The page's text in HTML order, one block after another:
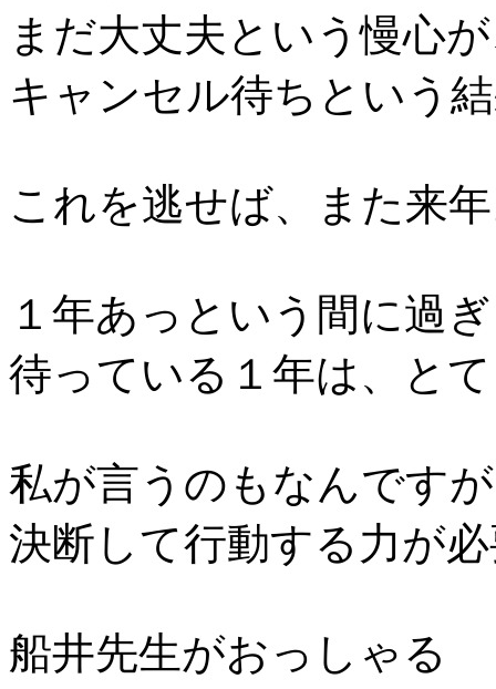
まだ大丈夫という慢心
キャンセル待ちという
これを逃せば、また来
１年あっという間に過
待っている１年は、と
私が言うのもなんですが
決断して行動する力が
船井先生がおっしゃる